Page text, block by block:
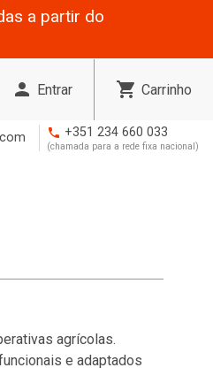
a partir do
person Entrar shopping_cart Carrinho
phone +351 234 660 033
(chamada para a rede fixa nacional)
agrícolas.
e adaptados